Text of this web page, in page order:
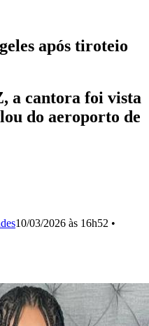
após tiroteio
a cantora foi vista
do aeroporto de
10/03/2026 às 16h52 •